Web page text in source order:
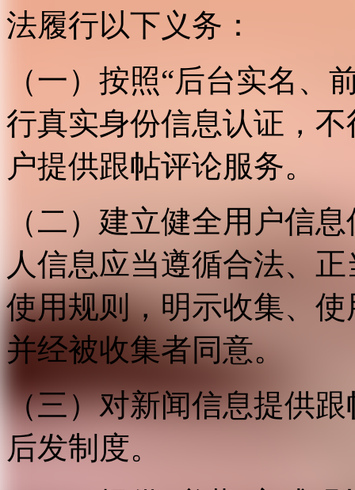
法履行以下义务：
（一）按照“后台实名、
行真实身份信息认证，
户提供跟帖评论服务。
（二）建立健全用户信
人信息应当遵循合法、
使用规则，明示收集、
并经被收集者同意。
（三）对新闻信息提供
后发制度。